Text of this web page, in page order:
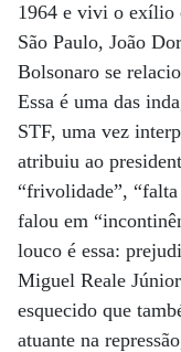
1964 e vivi o exílio
São Paulo, João
Bolsonaro se
Essa é uma das
STF, uma vez
atribuiu ao
“frivolidade”,
falou em
louco é essa:
Miguel Reale
esquecido que
atuante na